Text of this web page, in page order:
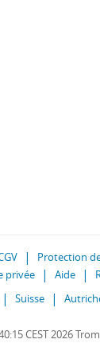
Protection
privée Aide
Suisse
CEST 2026